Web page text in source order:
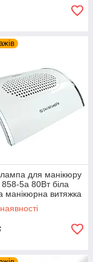
для манікюру
5а 80Вт біла
манікюрна витяжка
нігтів лампа